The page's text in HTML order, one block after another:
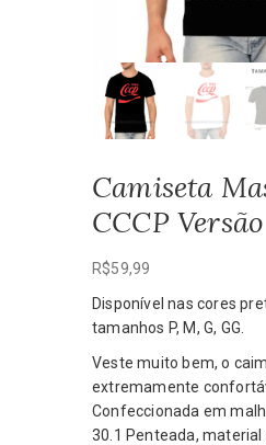
Camiseta
CCCP
R$59,99
Disponível nas cores
tamanhos P, M, G, GG.
Veste muito bem, o
extremamente
Confeccionada em
30.1 Penteada, material